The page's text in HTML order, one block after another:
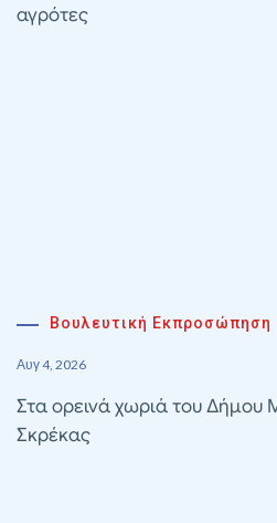
αγρότες
Βουλευτική Εκπροσώπηση
Αυγ 4, 2026
Στα ορεινά χωριά του
Σκρέκας